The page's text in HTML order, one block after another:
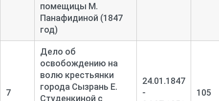
помещицы М.
Панафидиной (1847
год)
7
Дело об
освобождению на
волю крестьянки
города Сызрань Е.
Студенкиной с
24.01.1847
-
105